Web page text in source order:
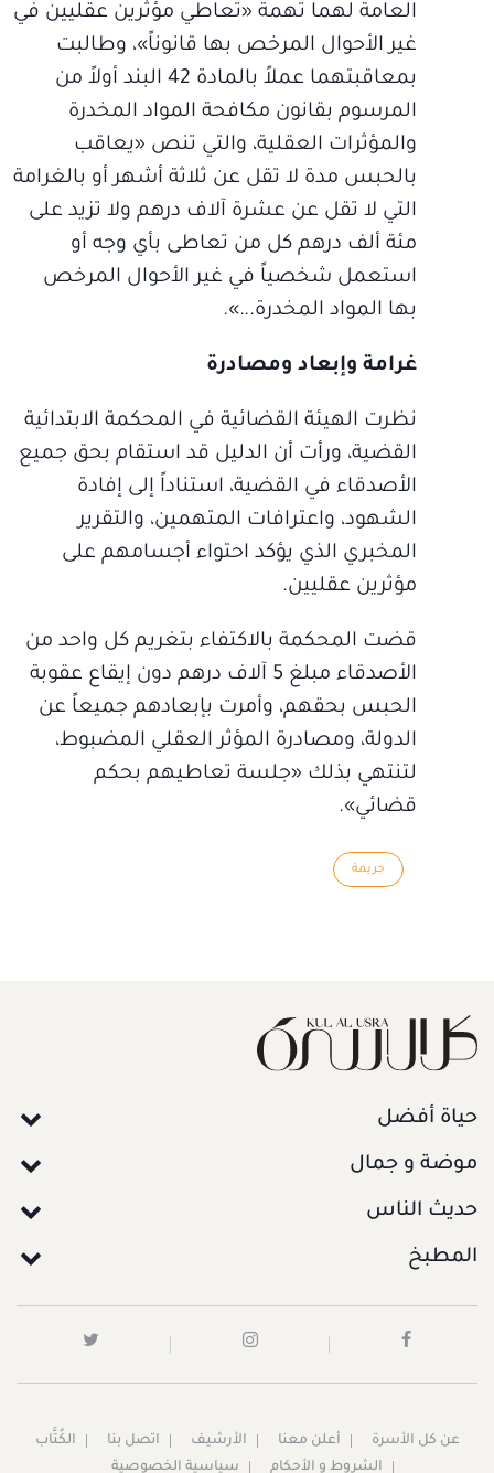
العامة لهما تهمة «تعاطي مؤثرين عقليين في
غير الأحوال المرخص بها قانوناً»، وطالبت
بمعاقبتهما عملاً بالمادة 42 البند أولاً من
المرسوم بقانون مكافحة المواد المخدرة
والمؤثرات العقلية، والتي تنص «يعاقب
بالحبس مدة لا تقل عن ثلاثة أشهر أو بالغرامة
التي لا تقل عن عشرة آلاف درهم ولا تزيد على
مئة ألف درهم كل من تعاطى بأي وجه أو
استعمل شخصياً في غير الأحوال المرخص
بها المواد المخدرة...».
غرامة وإبعاد ومصادرة
نظرت الهيئة القضائية في المحكمة الابتدائية
القضية، ورأت أن الدليل قد استقام بحق جميع
الأصدقاء في القضية، استناداً إلى إفادة
الشهود، واعترافات المتهمين، والتقرير
المخبري الذي يؤكد احتواء أجسامهم على
مؤثرين عقليين.
قضت المحكمة بالاكتفاء بتغريم كل واحد من
الأصدقاء مبلغ 5 آلاف درهم دون إيقاع عقوبة
الحبس بحقهم، وأمرت بإبعادهم جميعاً عن
الدولة، ومصادرة المؤثر العقلي المضبوط،
لتنتهي بذلك «جلسة تعاطيهم بحكم
قضائي».
جريمة
حياة أفضل
موضة و جمال
حديث الناس
المطبخ
عن كل الأسرة أعلن معنا الأرشيف اتصل بنا
الكُتَّاب
الشروط و الأحكام
سياسية الخصوصية